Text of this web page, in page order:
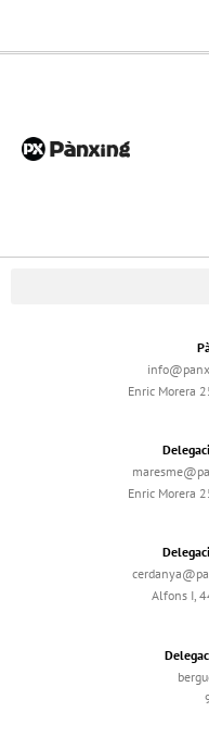
Enric Morera
Enric Morera
Alfons I,